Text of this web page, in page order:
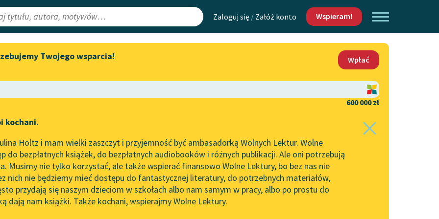
Zaloguj się / Załóż konto Wspieram!
Lektury
redakcyjne
Aktualności
Spotkanie z Katarzyną Tunkiel
do słuchania na Wolnych
Lekturach
Nowy audiobook – „Marzenie
o Oriencie” Sophie Elkan
Kolekcja Nadwyraz.com x
Wolne Lektury – idealna na
Mapa Wolnych Lektur
Leśmianator
API
OAI-PMH
Widget Wolnych Lektur
Kontakt
O projekcie
Zasady wykorzystania
Wolnych Lektur
Logotypy
Materiały promocyjne
Twojego wsparcia!
Wpłać
600 000 zł
kochani.
Holtz i mam wielki zaszczyt i przyjemność być ambasadorką Wolnych Lektur. Wolne
do bezpłatnych książek, do bezpłatnych audiobooków i różnych publikacji. Ale oni potrzebują
Musimy nie tylko korzystać, ale także wspierać finansowo Wolne Lektury, bo bez nas nie
nich nie będziemy mieć dostępu do fantastycznej literatury, do potrzebnych materiałów,
przydają się naszym dzieciom w szkołach albo nam samym w pracy, albo po prostu do
dają nam książki. Także kochani, wspierajmy Wolne Lektury.
✖ Pamiętnik✖